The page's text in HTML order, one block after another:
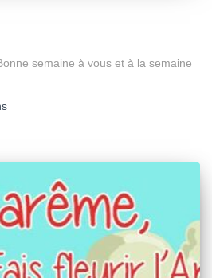
semaine à vous et à la semaine